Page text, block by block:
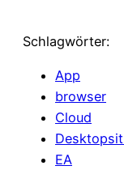
Schlagwörter:
App
browser
Cloud
EA